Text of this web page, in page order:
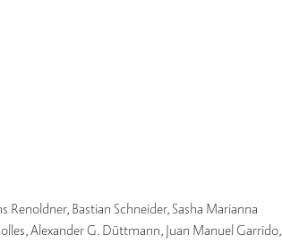
Bastian Schneider, Sasha Marianna
Alexander G. Düttmann, Juan Manuel Garrido,